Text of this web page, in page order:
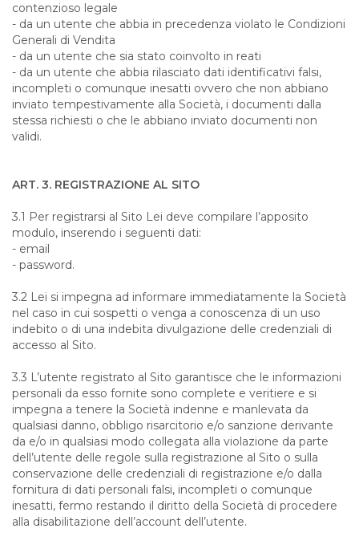
contenzioso legale
- da un utente che abbia in precedenza violato le Condizioni
Generali di Vendita
- da un utente che sia stato coinvolto in reati
- da un utente che abbia rilasciato dati identificativi falsi,
incompleti o comunque inesatti ovvero che non abbiano
inviato tempestivamente alla Società, i documenti dalla
stessa richiesti o che le abbiano inviato documenti non
validi.
ART. 3. REGISTRAZIONE AL SITO
3.1 Per registrarsi al Sito Lei deve compilare l’apposito
modulo, inserendo i seguenti dati:
- email
- password.
3.2 Lei si impegna ad informare immediatamente la Società
nel caso in cui sospetti o venga a conoscenza di un uso
indebito o di una indebita divulgazione delle credenziali di
accesso al Sito.
3.3 L’utente registrato al Sito garantisce che le informazioni
personali da esso fornite sono complete e veritiere e si
impegna a tenere la Società indenne e manlevata da
qualsiasi danno, obbligo risarcitorio e/o sanzione derivante
da e/o in qualsiasi modo collegata alla violazione da parte
dell’utente delle regole sulla registrazione al Sito o sulla
conservazione delle credenziali di registrazione e/o dalla
fornitura di dati personali falsi, incompleti o comunque
inesatti, fermo restando il diritto della Società di procedere
alla disabilitazione dell’account dell’utente.